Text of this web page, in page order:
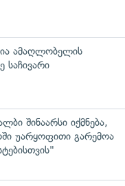
ამაღლობელის
საჩივარი
შინაარსი იქმნება,
უარყოფითი გარემოა